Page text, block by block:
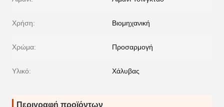
Χρήση: Βιομηχανική
Χρώμα: Προσαρμογή
Υλικό: Χάλυβας
Περιγραφή προϊόντων